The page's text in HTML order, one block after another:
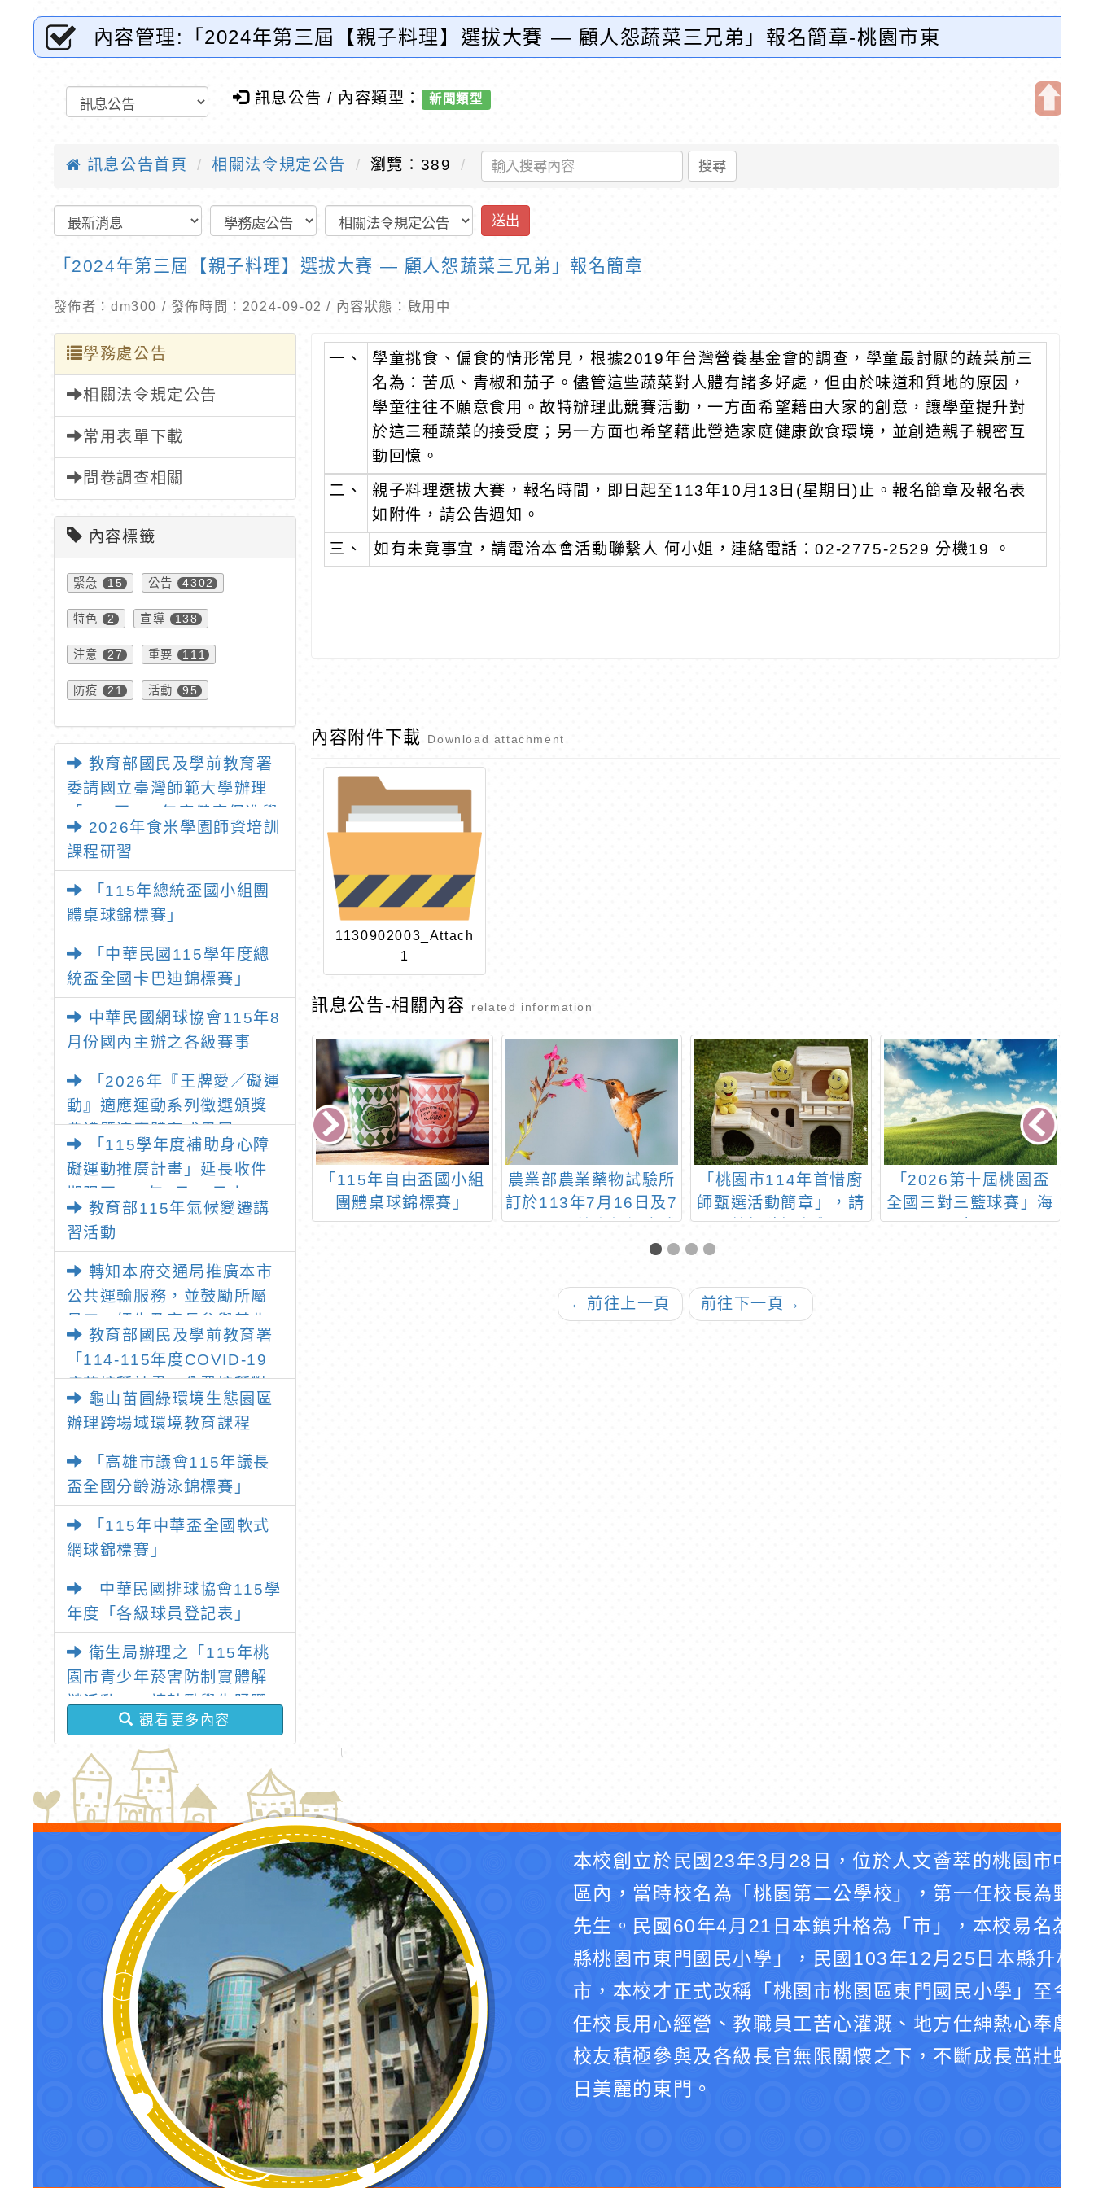
內容管理:「2024年第三屆【親子料理】選拔大賽 — 顧人怨蔬菜三兄弟」報名簡章-桃園市東
訊息公告 / 內容類型： 新聞類型
訊息公告首頁 相關法令規定公告 瀏覽：389 搜尋
送出
「2024年第三屆【親子料理】選拔大賽 — 顧人怨蔬菜三兄弟」報名簡章
發佈者：dm300 / 發佈時間：2024-09-02 / 內容狀態：啟用中
學務處公告
相關法令規定公告
常用表單下載
問卷調查相關
內容標籤
緊急 15 公告 4302
特色 2 宣導 138
注意 27 重要 111
防疫 21 活動 95
教育部國民及學前教育署
委請國立臺灣師範大學辦理
「114至115年度健康促進學
校輔導計畫師資專業成長研
習」，請教師踴躍報名參加
2026年食米學園師資培訓
課程研習
「115年總統盃國小組團
體桌球錦標賽」
「中華民國115學年度總
統盃全國卡巴迪錦標賽」
中華民國網球協會115年8
月份國內主辦之各級賽事
「2026年『王牌愛／礙運
動』適應運動系列徵選頒獎
典禮暨適應體育成果展」
「115學年度補助身心障
礙運動推廣計畫」延長收件
期限至115年7月31日止
教育部115年氣候變遷講
習活動
轉知本府交通局推廣本市
公共運輸服務，並鼓勵所屬
員工、師生及家長參與基北
北桃「我的減碳存摺2.0」全
民運動
教育部國民及學前教育署
「114-115年度COVID-19
疫苗接種計畫」公費接種對
象擴大為「滿6個月以上尚未
接種之民眾」措施，延長至
115年9月28日止
龜山苗圃綠環境生態園區
辦理跨場域環境教育課程
「高雄市議會115年議長
盃全國分齡游泳錦標賽」
「115年中華盃全國軟式
網球錦標賽」
中華民國排球協會115學
年度「各級球員登記表」
衛生局辦理之「115年桃
園市青少年菸害防制實體解
謎活動」，請鼓勵學生踴躍
觀看更多內容
一、
學童挑食、偏食的情形常見，根據2019年台灣營養基金會的調查，學童最討厭的蔬菜前三
名為：苦瓜、青椒和茄子。儘管這些蔬菜對人體有諸多好處，但由於味道和質地的原因，
學童往往不願意食用。故特辦理此競賽活動，一方面希望藉由大家的創意，讓學童提升對
於這三種蔬菜的接受度；另一方面也希望藉此營造家庭健康飲食環境，並創造親子親密互
動回憶。
二、
親子料理選拔大賽，報名時間，即日起至113年10月13日(星期日)止。報名簡章及報名表
如附件，請公告週知。
三、
如有未竟事宜，請電洽本會活動聯繫人 何小姐，連絡電話：02-2775-2529 分機19 。
內容附件下載 Download attachment
1130902003_Attach
1
訊息公告-相關內容 related information
淺山地區環
伴關係與社區
」馬頭山返野
設計競賽，茲
簡章、宣傳文
海報電子檔各
師生踴躍報
「114學年度全國中華
盃舞龍舞獅錦標賽」
「115年自由盃國小組
團體桌球錦標賽」
農業部農業藥物試驗所
訂於113年7月16日及7
月23日以線上視訊方式
舉辦2場次「蔬果安全
名參加
「桃園市114年首惜廚
師甄選活動簡章」，請
教師積極參與
「2026第十屆桃園盃
全國三對三籃球賽」海
報
← 前往上一頁 前往下一頁 →
本校創立於民國23年3月28日，位於人文薈萃的桃園市中
區內，當時校名為「桃園第二公學校」，第一任校長為野
先生。民國60年4月21日本鎮升格為「市」，本校易名為
縣桃園市東門國民小學」，民國103年12月25日本縣升格
市，本校才正式改稱「桃園市桃園區東門國民小學」至今
任校長用心經營、教職員工苦心灌溉、地方仕紳熱心奉獻
校友積極參與及各級長官無限關懷之下，不斷成長茁壯蛻
日美麗的東門。